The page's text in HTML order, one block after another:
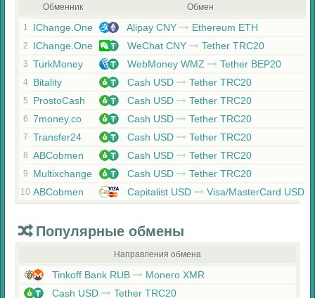
Обменник Обмен
1 IChange.One Alipay CNY Ethereum ETH
2 IChange.One WeChat CNY Tether TRC20
3 TurkMoney WebMoney WMZ Tether BEP20
4 Bitality Cash USD Tether TRC20
5 ProstoCash Cash USD Tether TRC20
6 7money.co Cash USD Tether TRC20
7 Transfer24 Cash USD Tether TRC20
8 ABCobmen Cash USD Tether TRC20
9 Multixchange Cash USD Tether TRC20
10 ABCobmen Capitalist USD Visa/MasterCard USD
Популярные обмены
Направления обмена
Tinkoff Bank RUB
Monero XMR
Cash USD
Tether TRC20